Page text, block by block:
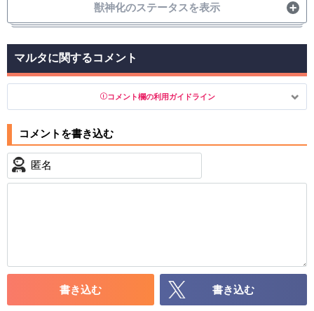
獣神化のステータスを表示
撃種
貫通ゲージ 砲撃 ガイド
アビリティ
ゲージ
攻撃力
マルタに関するコメント
コメント欄の利用ガイドライン
以下の書き込みを禁止とし、場合によってはコメント削除や書き込
み制限を行う可能性がございます。 あらかじめご了承ください。
・公序良俗に反する投稿
・外部サイトへの誘導や宣伝
・アカウントの売買など金銭が絡む内容の投稿
・各ゲームのネタバレを含む内容の投稿
書き込む 書き込む